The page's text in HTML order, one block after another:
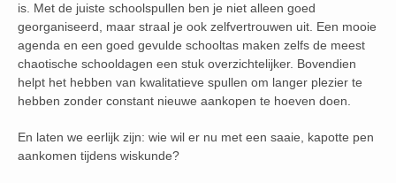
is. Met de juiste schoolspullen ben je niet alleen goed
georganiseerd, maar straal je ook zelfvertrouwen uit. Een mooie
agenda en een goed gevulde schooltas maken zelfs de meest
chaotische schooldagen een stuk overzichtelijker. Bovendien
helpt het hebben van kwalitatieve spullen om langer plezier te
hebben zonder constant nieuwe aankopen te hoeven doen.
En laten we eerlijk zijn: wie wil er nu met een saaie, kapotte pen
aankomen tijdens wiskunde?